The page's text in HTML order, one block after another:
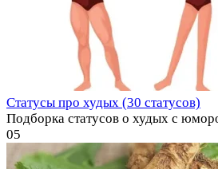
Статусы про худых (30 статусов)
Подборка статусов о худых с
05